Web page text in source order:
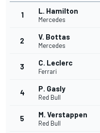
1 L. Hamilton
Mercedes
2 V. Bottas
Mercedes
3 C. Leclerc
Ferrari
4 P. Gasly
Red Bull
5 M. Verstappen
Red Bull